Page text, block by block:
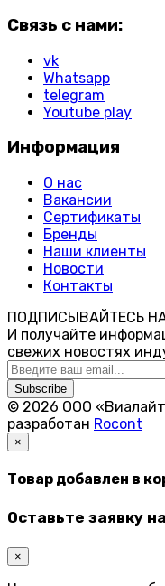
Связь с нами:
vk
Whatsapp
telegram
Youtube play
Информация
О нас
Вакансии
Сертификаты
Бренды
Наши клиенты
Новости
Контакты
ПОДПИСЫВАЙТЕСЬ
И получайте
свежих новостях
Subscribe
© 2026 ООО
разработан Rocont
×
Товар добавлен в
Оставьте заявку
×